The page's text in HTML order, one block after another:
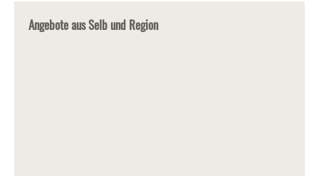
Angebote aus Selb und Region